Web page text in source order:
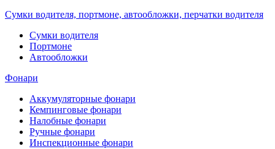
Сумки водителя, портмоне, автообложки, перчатки водителя
Cумки водителя
Портмоне
Автообложки
Фонари
Аккумуляторные фонари
Кемпинговые фонари
Налобные фонари
Ручные фонари
Инспекционные фонари